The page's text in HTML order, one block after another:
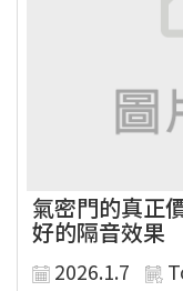
氣密門的真正
好的隔音效果
2026.1.7